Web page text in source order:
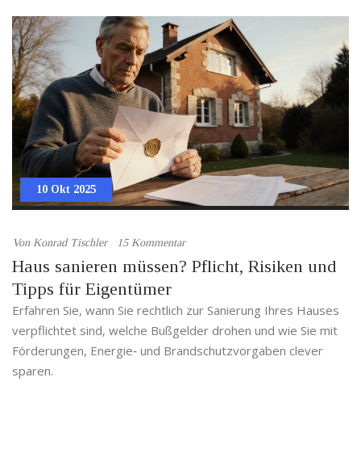
10 Okt 2025
Von Konrad Tischler 15 Kommentar
Haus sanieren müssen? Pflicht, Risiken und
Tipps für Eigentümer
Erfahren Sie, wann Sie rechtlich zur Sanierung Ihres Hauses
verpflichtet sind, welche Bußgelder drohen und wie Sie mit
Förderungen, Energie‑ und Brandschutzvorgaben clever
sparen.